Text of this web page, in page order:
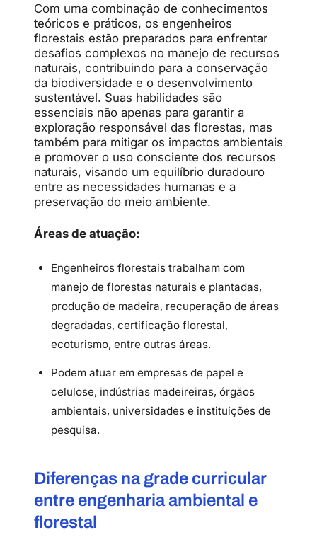
Com uma combinação de conhecimentos
teóricos e práticos, os engenheiros
florestais estão preparados para enfrentar
desafios complexos no manejo de recursos
naturais, contribuindo para a conservação
da biodiversidade e o desenvolvimento
sustentável. Suas habilidades são
essenciais não apenas para garantir a
exploração responsável das florestas, mas
também para mitigar os impactos ambientais
e promover o uso consciente dos recursos
naturais, visando um equilíbrio duradouro
entre as necessidades humanas e a
preservação do meio ambiente.
Áreas de atuação:
Engenheiros florestais trabalham com
manejo de florestas naturais e plantadas,
produção de madeira, recuperação de áreas
degradadas, certificação florestal,
ecoturismo, entre outras áreas.
Podem atuar em empresas de papel e
celulose, indústrias madeireiras, órgãos
ambientais, universidades e instituições de
pesquisa.
Diferenças na grade curricular
entre engenharia ambiental e
florestal